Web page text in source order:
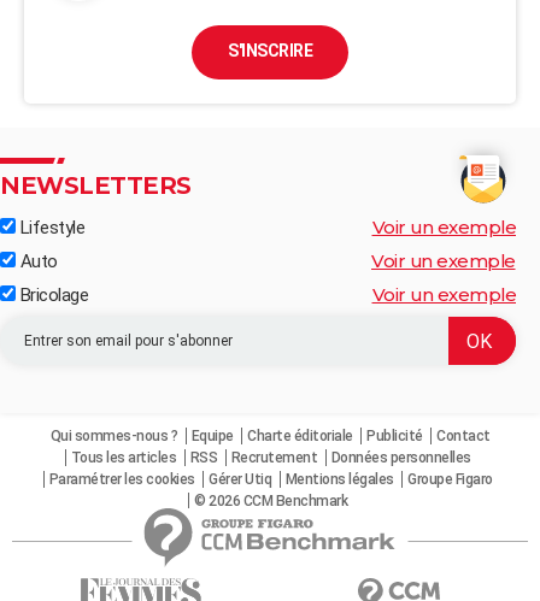
S'INSCRIRE
NEWSLETTERS
Lifestyle Voir un exemple
Auto Voir un exemple
Bricolage Voir un exemple
Qui sommes-nous ? Equipe Charte éditoriale Publicité
Contact
Tous les articles
RSS Recrutement
Données personnelles
Paramétrer les cookies
Gérer Utiq Mentions légales
Groupe Figaro
© 2026 CCM Benchmark